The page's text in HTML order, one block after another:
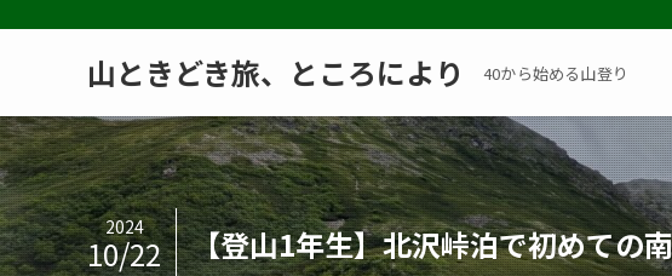
山ときどき旅、ところにより 40から始める山登り
【登山1年生】北沢峠泊で初めての
2024
10/22